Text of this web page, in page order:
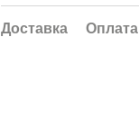
Доставка Оплата